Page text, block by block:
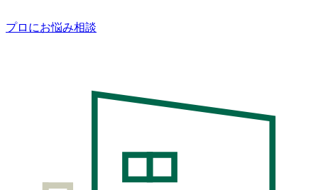
プロにお悩み相談